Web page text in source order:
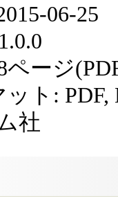
06-25
ページ
ット: PDF,
社